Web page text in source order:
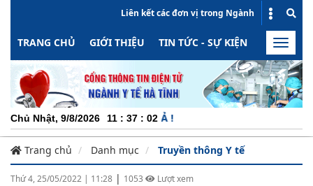
Liên kết các đơn vị trong Ngành
TRANG CHỦ GIỚI THIỆU TIN TỨC - SỰ KIỆN HOẠT
Toggle
Chủ Nhật, 9/8/2026 11 : 37 : 03
Trang chủ Danh mục Truyền thông Y tế
Thứ 4, 25/05/2022 | 11:28 | 1053
Lượt xem